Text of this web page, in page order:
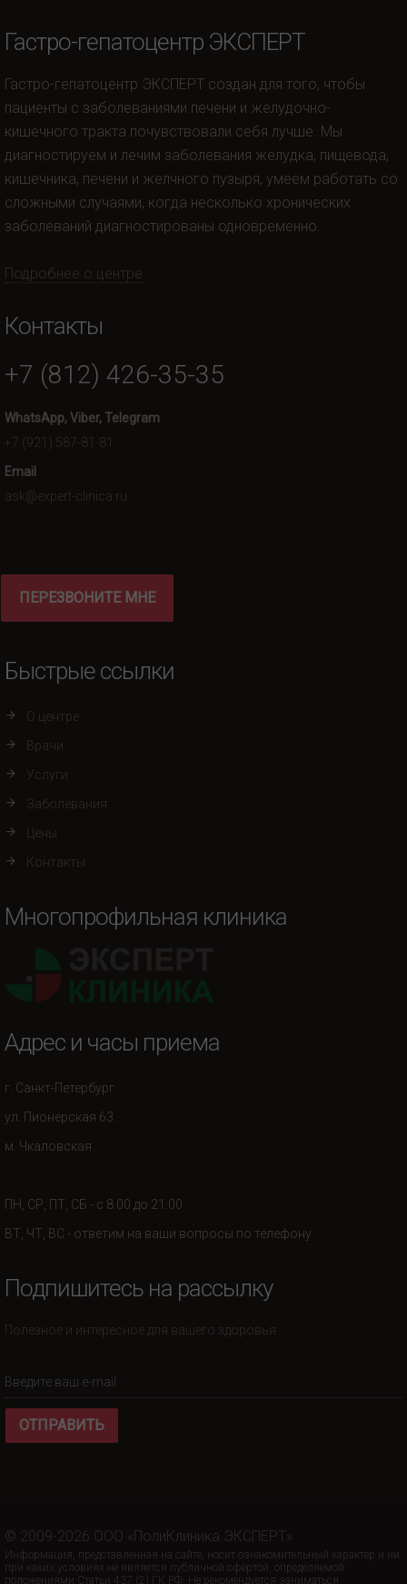
Гастро-гепатоцентр ЭКСПЕРТ
Гастро-гепатоцентр ЭКСПЕРТ создан для того, чтобы
пациенты с заболеваниями печени и желудочно-
кишечного тракта почувствовали себя лучше. Мы
диагностируем и лечим заболевания желудка, пищевода,
кишечника, печени и желчного пузыря, умеем работать со
сложными случаями, когда несколько хронических
заболеваний диагностированы одновременно.
Подробнее о центре
Контакты
+7 (812) 426-35-35
WhatsApp, Viber, Telegram
+7 (921) 587-81-81
Email
ask@expert-clinica.ru
ПЕРЕЗВОНИТЕ МНЕ
Быстрые ссылки
О центре
Врачи
Услуги
Заболевания
Цены
Контакты
Многопрофильная клиника
Адрес и часы приема
г. Санкт-Петербург
ул. Пионерская 63.
м. Чкаловская
ПН, СР, ПТ, СБ - с 8.00 до 21.00
ВТ, ЧТ, ВС - ответим на ваши вопросы по телефону
Подпишитесь на рассылку
Полезное и интересное для вашего здоровья
ОТПРАВИТЬ
© 2009-2026 ООО «ПолиКлиника ЭКСПЕРТ»
Информация, представленная на сайте, носит ознакомительный характер и ни
при каких условиях не является публичной офертой, определяемой
положениями Статьи 437 (2) ГК РФ. Не рекомендуется заниматься